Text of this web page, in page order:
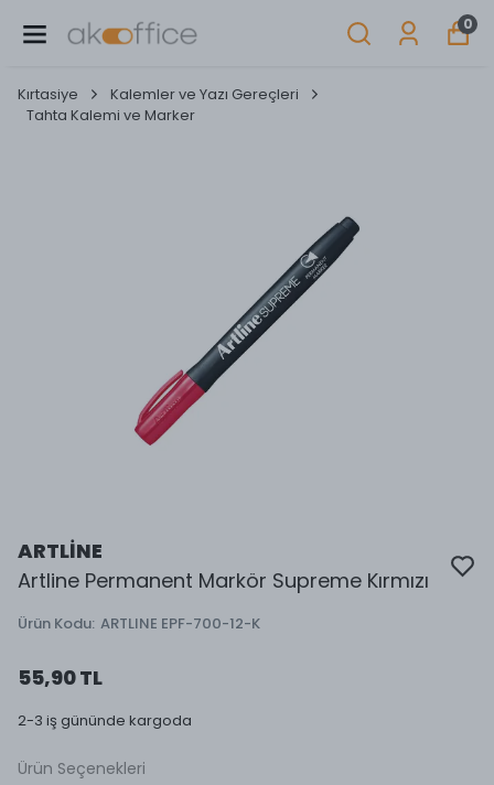
0
Kırtasiye
Kalemler ve Yazı Gereçleri
Tahta Kalemi ve Marker
ARTLİNE
Artline Permanent Markör Supreme Kırmızı
Ürün Kodu: ARTLINE EPF-700-12-K
55,90 TL
2-3 iş gününde kargoda
Ürün Seçenekleri